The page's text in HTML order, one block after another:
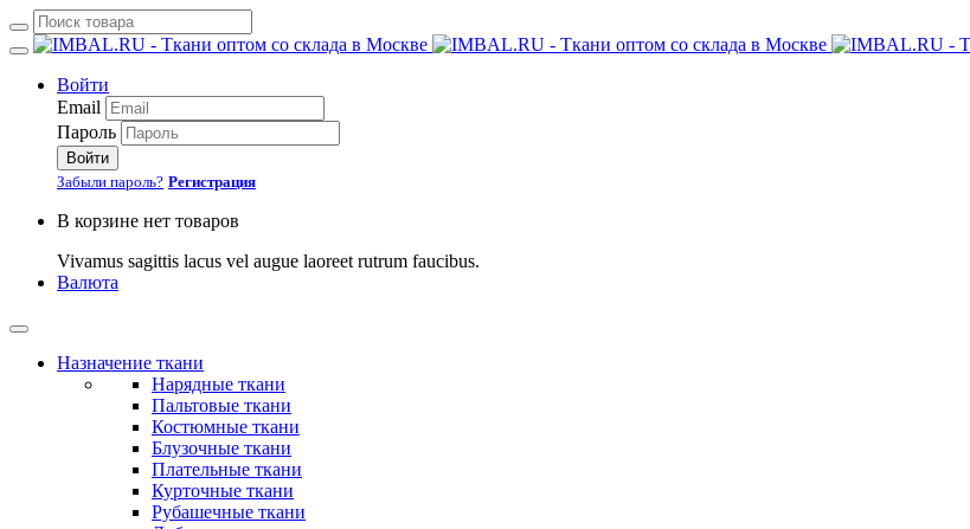
Войти
Email
Пароль
Войти
Забыли пароль? Регистрация
В корзине нет товаров
Vivamus sagittis lacus vel augue laoreet rutrum faucibus.
Валюта
Назначение ткани
Нарядные ткани
Пальтовые ткани
Костюмные ткани
Блузочные ткани
Плательные ткани
Курточные ткани
Рубашечные ткани